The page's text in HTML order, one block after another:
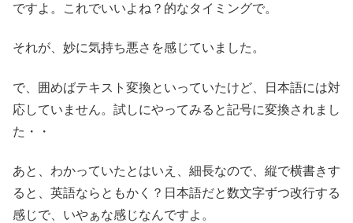
ですよ。これでいいよね？的なタイミングで。
それが、妙に気持ち悪さを感じていました。
で、囲めばテキスト変換といっていたけど、日本語には対
応していません。試しにやってみると記号に変換されまし
た・・
あと、わかっていたとはいえ、細長なので、縦で横書きす
ると、英語ならともかく？日本語だと数文字ずつ改行する
感じで、いやぁな感じなんですよ。